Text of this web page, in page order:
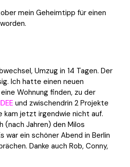
mein Geheimtipp für einen
Umzug in 14 Tagen. Der
Ich hatte einen neuen
Wohnung finden, zu der
und zwischendrin 2 Projekte
kam jetzt irgendwie nicht auf.
(nach Jahren) den Milos
war ein schöner Abend in Berlin
Danke auch Rob, Conny,